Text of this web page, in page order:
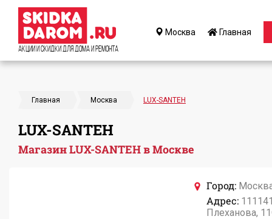
Акции и Скидки для дома и ремонта
Москва Главная
Главная Москва LUX-SANTEH
LUX-SANTEH
Магазин LUX-SANTEH в Москве
Город:
Адрес:
Плеханова,